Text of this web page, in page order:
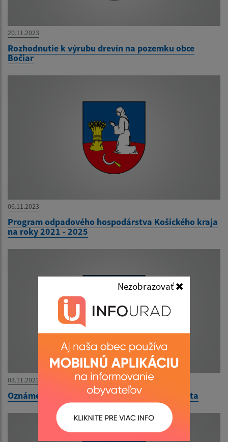
20.11.2023
Rozhodnutie k výrubu drevín na pozemku obce
Bočiar
06.11.2023
Program odpadového hospodárstva Košického kraja
na roky 2021 - 2025
03.11.2023
Oznámenie o uložení zásielky - Slovenská pošta
Nezobrazovať